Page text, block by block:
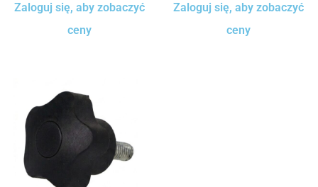
Zaloguj się, aby zobaczyć
ceny
Zaloguj się, aby zobaczyć
ceny